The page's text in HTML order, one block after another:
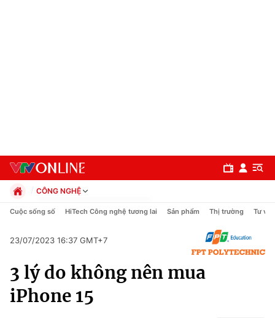
Chính trị
CÔNG NGHỆ
Chính trị
Pháp luật
Thể thao
Truyền hình
Văn hóa - Giải trí
Cuộc sống số HiTech Công nghệ tương lai Sản phẩm Thị trường Tư vấn
23/07/2023 16:37 GMT+7
3 lý do không nên mua
iPhone 15